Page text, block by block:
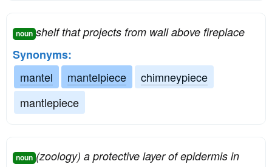
noun shelf that projects from wall above fireplace
Synonyms:
mantel
mantelpiece
chimneypiece
mantlepiece
noun (zoology) a protective layer of epidermis in